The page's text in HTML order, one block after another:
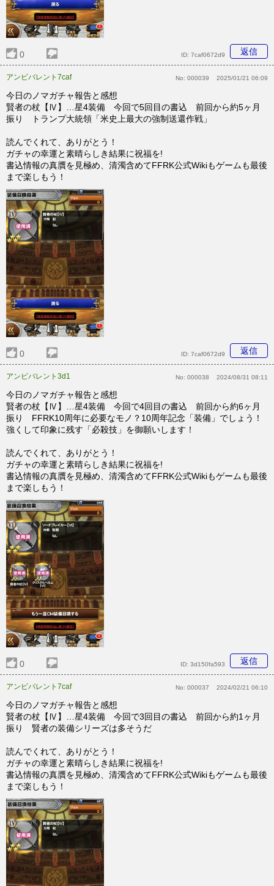
0 返信
ID: 7caf0672d9
アンビバレント7caf No: 000039 2025/01/21 06:09
今日のノマガチャ報告と感想
賢者の杖【Ⅳ】…星4装備 今回で5回目の書込 前回から約5ヶ月
振り トランプ大統領「米史上最大の強制送還作戦」
読んでくれて、ありがとう！
ガチャの幸運と素晴らしき結果に祝福を!
書込情報の真贋を見極め、清濁含めてFFRK公式Wikiもゲームも最後
まで楽しもう！
0 返信
ID: 7caf0672d9
アンビバレント3d1 No: 000038 2024/08/31 08:11
今日のノマガチャ報告と感想
賢者の杖【Ⅳ】…星4装備 今回で4回目の書込 前回から約6ヶ月
振り FFRK10周年に必要なモノ？10周年記念「装備」でしょう！
強くして印象に残す「必殺技」を御願いします！
読んでくれて、ありがとう！
ガチャの幸運と素晴らしき結果に祝福を!
書込情報の真贋を見極め、清濁含めてFFRK公式Wikiもゲームも最後
まで楽しもう！
0 返信
ID: 3d150fa593
アンビバレント7caf No: 000037 2024/02/21 06:10
今日のノマガチャ報告と感想
賢者の杖【Ⅳ】…星4装備 今回で3回目の書込 前回から約1ヶ月
振り 賢者の装備シリーズは多そうだ
読んでくれて、ありがとう！
ガチャの幸運と素晴らしき結果に祝福を!
書込情報の真贋を見極め、清濁含めてFFRK公式Wikiもゲームも最後
まで楽しもう！